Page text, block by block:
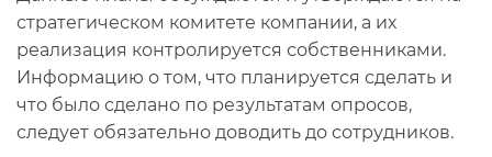
стратегическом комитете компании, а их
реализация контролируется собственниками.
Информацию о том, что планируется сделать и
что было сделано по результатам опросов,
следует обязательно доводить до сотрудников.